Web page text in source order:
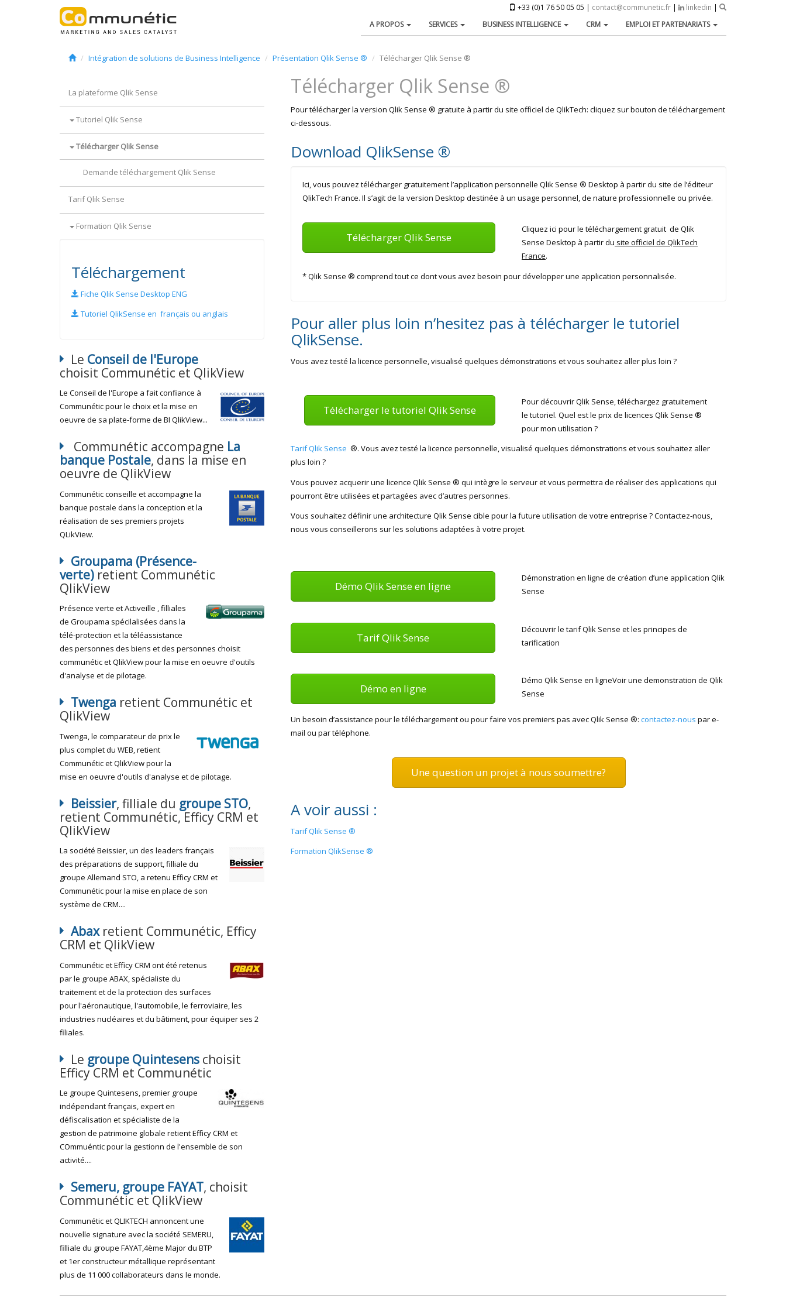
+33 (0)1 76 50 05 05 | contact@communetic.fr | linkedin |
A PROPOS
SERVICES BUSINESS INTELLIGENCE CRM EMPLOI ET PARTENARIATS
Intégration de solutions de Business Intelligence Présentation Qlik Sense ® Télécharger Qlik Sense ®
La plateforme Qlik Sense
Tutoriel Qlik Sense
Télécharger Qlik Sense
Demande téléchargement Qlik Sense
Tarif Qlik Sense
Formation Qlik Sense
Téléchargement
Fiche Qlik Sense Desktop ENG
Tutoriel QlikSense en français ou anglais
Le Conseil de l'Europe
choisit Communétic et QlikView
Le Conseil de l'Europe a fait confiance à
Communétic pour le choix et la mise en
oeuvre de sa plate-forme de BI QlikView...
Communétic accompagne La
banque Postale, dans la mise en
oeuvre de QlikView
Communétic conseille et accompagne la
banque postale dans la conception et la
réalisation de ses premiers projets
QLikView.
Groupama (Présence-
verte) retient Communétic
QlikView
Présence verte et Activeille , filliales
de Groupama spécilalisées dans la
télé-protection et la téléassistance
des personnes des biens et des personnes choisit
communétic et QlikView pour la mise en oeuvre d'outils
d'analyse et de pilotage.
Twenga retient Communétic et
QlikView
Twenga, le comparateur de prix le
plus complet du WEB, retient
Communétic et QlikView pour la
mise en oeuvre d'outils d'analyse et de pilotage.
Beissier, filliale du groupe STO,
retient Communétic, Efficy CRM et
QlikView
La société Beissier, un des leaders français
des préparations de support, filliale du
groupe Allemand STO, a retenu Efficy CRM et
Communétic pour la mise en place de son
système de CRM....
Abaxretient Communétic, Efficy
CRM et QlikView
Communétic et Efficy CRM ont été retenus
par le groupe ABAX, spécialiste du
traitement et de la protection des surfaces
pour l'aéronautique, l'automobile, le ferroviaire, les
industries nucléaires et du bâtiment, pour équiper ses 2
filiales.
Le groupe Quintesens choisit
Efficy CRM et Communétic
Le groupe Quintesens, premier groupe
indépendant français, expert en
défiscalisation et spécialiste de la
gestion de patrimoine globale retient Efficy CRM et
COmmuéntic pour la gestionn de l'ensemble de son
activité....
Semeru, groupe FAYAT, choisit
Communétic et QlikView
Communétic et QLIKTECH annoncent une
nouvelle signature avec la société SEMERU,
filliale du groupe FAYAT,4ème Major du BTP
et 1er constructeur métallique représentant
plus de 11 000 collaborateurs dans le monde.
Télécharger Qlik Sense ®
Pour télécharger la version Qlik Sense ® gratuite à partir du site officiel de QlikTech: cliquez sur bouton de téléchargement
ci-dessous.
Download QlikSense ®
Ici, vous pouvez télécharger gratuitement l’application personnelle Qlik Sense ® Desktop à partir du site de l’éditeur
QlikTech France. Il s’agit de la version Desktop destinée à un usage personnel, de nature professionnelle ou privée.
Télécharger Qlik Sense
Cliquez ici pour le téléchargement gratuit de Qlik
Sense Desktop à partir du site officiel de QlikTech
France.
* Qlik Sense ® comprend tout ce dont vous avez besoin pour développer une application personnalisée.
Pour aller plus loin n’hesitez pas à télécharger le tutoriel
QlikSense.
Vous avez testé la licence personnelle, visualisé quelques démonstrations et vous souhaitez aller plus loin ?
Télécharger le tutoriel Qlik Sense
Pour découvrir Qlik Sense, téléchargez gratuitement
le tutoriel. Quel est le prix de licences Qlik Sense ®
pour mon utilisation ?
Tarif Qlik Sense ®. Vous avez testé la licence personnelle, visualisé quelques démonstrations et vous souhaitez aller
plus loin ?
Vous pouvez acquerir une licence Qlik Sense ® qui intègre le serveur et vous permettra de réaliser des applications qui
pourront être utilisées et partagées avec d’autres personnes.
Vous souhaitez définir une architecture Qlik Sense cible pour la future utilisation de votre entreprise ? Contactez-nous,
nous vous conseillerons sur les solutions adaptées à votre projet.
Démo Qlik Sense en ligne
Démonstration en ligne de création d’une application Qlik
Sense
Tarif Qlik Sense
Découvrir le tarif Qlik Sense et les principes de
tarification
Démo en ligne
Démo Qlik Sense en ligneVoir une demonstration de Qlik
Sense
Un besoin d’assistance pour le téléchargement ou pour faire vos premiers pas avec Qlik Sense ®: contactez-nous par e-
mail ou par téléphone.
Une question un projet à nous soumettre?
A voir aussi :
Tarif Qlik Sense ®
Formation QlikSense ®